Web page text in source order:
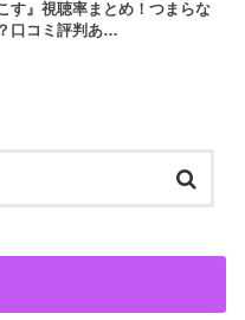
す』視聴率まとめ！つまらな
口コミ評判あ…